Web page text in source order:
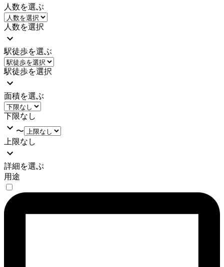
人数を選ぶ
人数を選択
駅徒歩を選ぶ
駅徒歩を選択
面積を選ぶ
下限なし
〜
上限なし
詳細を選ぶ
用途